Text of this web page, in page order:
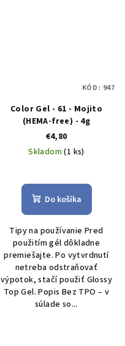
Color Gel - 61 - Mojito
(HEMA-free) - 4g
€4,80
Skladom(1 ks)
Do košíka
Tipy na používanie Pred
použitím gél dôkladne
premiešajte. Po vytvrdnutí
netreba odstraňovať
výpotok, stačí použiť Glossy
Top Gel. Popis Bez TPO – v
súlade so...
KÓD: 947